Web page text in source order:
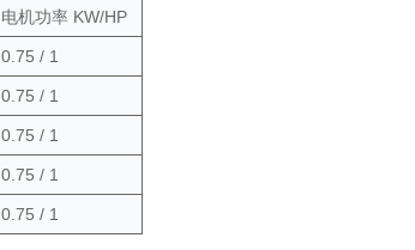
电机功率 KW/HP
0.75 / 1
0.75 / 1
0.75 / 1
0.75 / 1
0.75 / 1